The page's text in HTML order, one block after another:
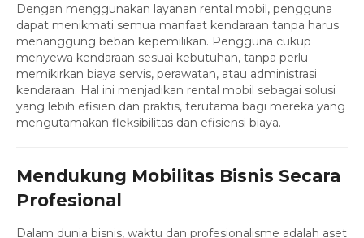
Dengan menggunakan layanan rental mobil, pengguna
dapat menikmati semua manfaat kendaraan tanpa harus
menanggung beban kepemilikan. Pengguna cukup
menyewa kendaraan sesuai kebutuhan, tanpa perlu
memikirkan biaya servis, perawatan, atau administrasi
kendaraan. Hal ini menjadikan rental mobil sebagai solusi
yang lebih efisien dan praktis, terutama bagi mereka yang
mengutamakan fleksibilitas dan efisiensi biaya.
Mendukung Mobilitas Bisnis Secara
Profesional
Dalam dunia bisnis, waktu dan profesionalisme adalah aset